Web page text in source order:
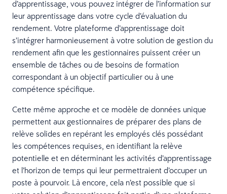
d’apprentissage, vous pouvez intégrer de l’information sur
leur apprentissage dans votre cycle d’évaluation du
rendement. Votre plateforme d’apprentissage doit
s’intégrer harmonieusement à votre solution de gestion du
rendement afin que les gestionnaires puissent créer un
ensemble de tâches ou de besoins de formation
correspondant à un objectif particulier ou à une
compétence spécifique.
Cette même approche et ce modèle de données unique
permettent aux gestionnaires de préparer des plans de
relève solides en repérant les employés clés possédant
les compétences requises, en identifiant la relève
potentielle et en déterminant les activités d’apprentissage
et l’horizon de temps qui leur permettraient d’occuper un
poste à pourvoir. Là encore, cela n’est possible que si